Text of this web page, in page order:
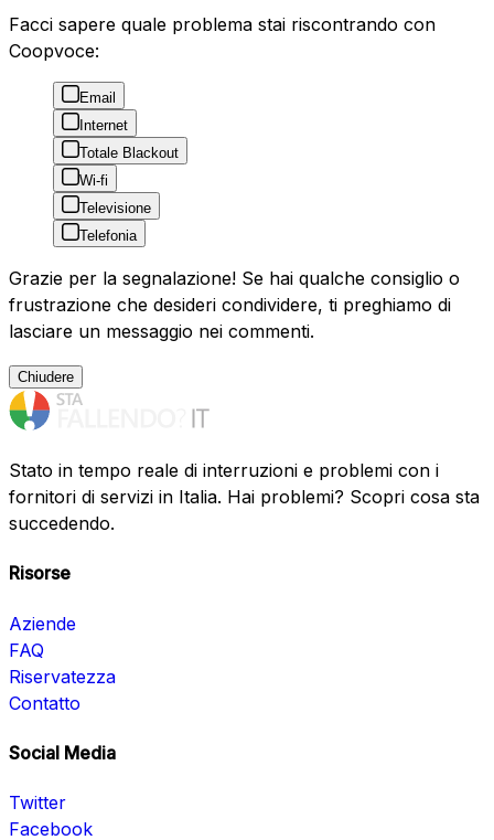
Facci sapere quale problema stai riscontrando con
Coopvoce:
Email
Internet
Totale Blackout
Wi-fi
Televisione
Telefonia
Grazie per la segnalazione! Se hai qualche consiglio o
frustrazione che desideri condividere, ti preghiamo di
lasciare un messaggio nei commenti.
Chiudere
Stato in tempo reale di interruzioni e problemi con i
fornitori di servizi in Italia. Hai problemi? Scopri cosa sta
succedendo.
Risorse
Aziende
FAQ
Riservatezza
Contatto
Social Media
Twitter
Facebook